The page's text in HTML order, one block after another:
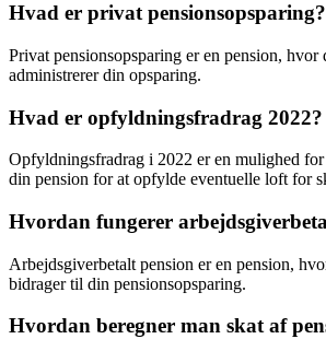
Hvad er privat pensionsopsparing?
Privat pensionsopsparing er en pension, hvor
administrerer din opsparing.
Hvad er opfyldningsfradrag 2022?
Opfyldningsfradrag i 2022 er en mulighed
din pension for at opfylde eventuelle loft for
Hvordan fungerer
Arbejdsgiverbetalt pension er en pension,
bidrager til din pensionsopsparing.
Hvordan beregner man skat af